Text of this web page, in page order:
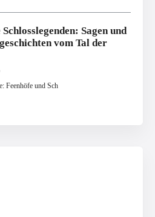
Sagen und
vom Tal der
Feenhöfe und Sch